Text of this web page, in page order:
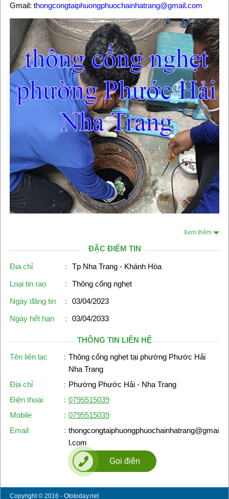
Gmail: thongcongtaiphuongphuochainhatrang@gmail.com
Xem thêm
ĐẶC ĐIỂM TIN
Địa chỉ :
Tp Nha Trang - Khánh Hòa
Loại tin rao
:
Thông cống nghẹt
Ngày đăng tin
:
03/04/2023
Ngày hết hạn
: 03/04/2033
THÔNG TIN LIÊN HỆ
Tên liên lạc
: Thông cống nghẹt tại phường Phước Hải
Nha Trang
Địa chỉ
: Phường Phước Hải - Nha Trang
Điện thoại
: 0795515039
Mobile
: 0795515039
Email
: thongcongtaiphuongphuochainhatrang@gmai
l.com
Gọi điện
Copyright © 2016 - Ototoday.net